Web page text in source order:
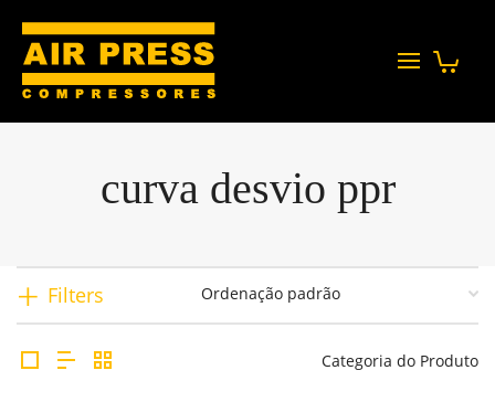
curva desvio ppr
Filters
Categoria do Produto